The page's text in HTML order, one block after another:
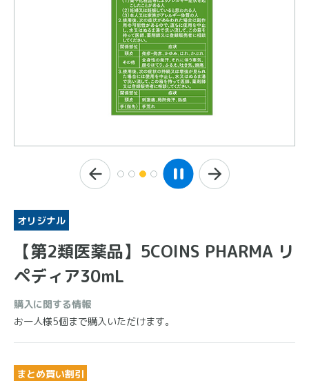
オリジナル
【第2類医薬品】5COINS PHARMA リ
ペディア30mL
購入に関する情報
お一人様5個まで購入いただけます。
まとめ買い割引